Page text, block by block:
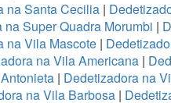
na Santa Cecilia|
na Super Quadra Morumbi |
na Vila Mascote |
na Vila Americana|
| Dedetizadora na
na Vila Barbosa |